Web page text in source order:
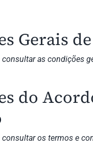
Gerais
consultar as condições
do
consultar os termos e